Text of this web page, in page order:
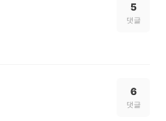
5
댓글
6
댓글